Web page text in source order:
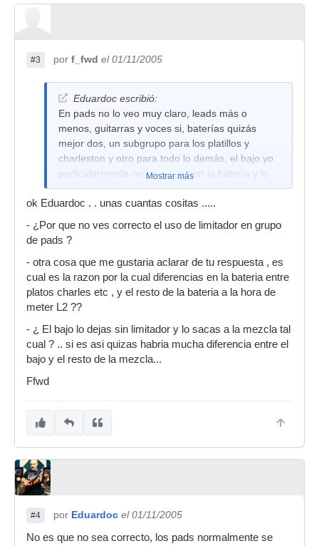
#3 por f_fwd el 01/11/2005
Eduardoc escribió:
En pads no lo veo muy claro, leads más o
menos, guitarras y voces si, baterías quizás
mejor dos, un subgrupo para los platillos y
charleston y otro para todo lo demás, el bajo yo
particularmente no lo pongo con la batería y lo
saco a la salida general.
Mostrar más
ok Eduardoc . . unas cuantas cositas .....
- ¿Por que no ves correcto el uso de limitador en grupo
de pads ?
- otra cosa que me gustaria aclarar de tu respuesta , es
cual es la razon por la cual diferencias en la bateria entre
platos charles etc , y el resto de la bateria a la hora de
meter L2 ??
- ¿ El bajo lo dejas sin limitador y lo sacas a la mezcla tal
cual ? .. si es asi quizas habria mucha diferencia entre el
bajo y el resto de la mezcla...
Ffwd
#4 por Eduardoc el 01/11/2005
No es que no sea correcto, los pads normalmente se